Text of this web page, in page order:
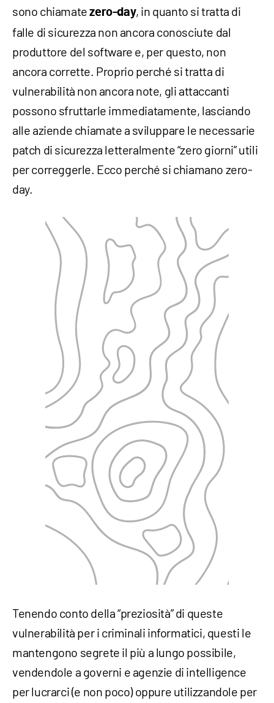
sono chiamatezero-day, in quanto si tratta di
falle di sicurezza non ancora conosciute dal
produttore del software e, per questo, non
ancora corrette. Proprio perché si tratta di
vulnerabilità non ancora note, gli attaccanti
possono sfruttarle immediatamente, lasciando
alle aziende chiamate a sviluppare le necessarie
patch di sicurezza letteralmente “zero giorni” utili
per correggerle. Ecco perché si chiamano zero-
day.
Tenendo conto della “preziosità” di queste
vulnerabilità per i criminali informatici, questi le
mantengono segrete il più a lungo possibile,
vendendole a governi e agenzie di intelligence
per lucrarci (e non poco) oppure utilizzandole per